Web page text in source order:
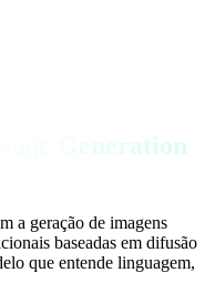
Generation
a geração de imagens
baseadas em difusão
que entende linguagem,